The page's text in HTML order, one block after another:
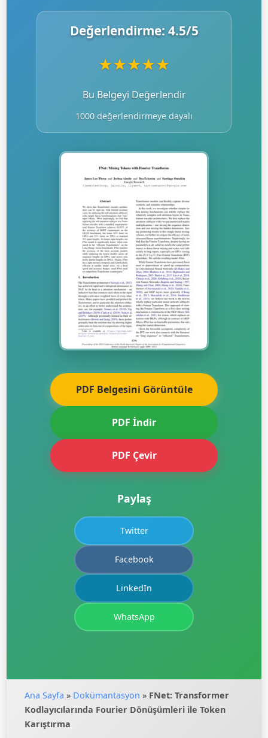
Değerlendirme: 4.5/5
★★★★★
Bu Belgeyi Değerlendir
1000 değerlendirmeye dayalı
PDF Belgesini Görüntüle
PDF İndir
PDF Çevir
Paylaş
Twitter
Facebook
LinkedIn
WhatsApp
Ana Sayfa » Dokümantasyon » FNet: Transformer
Kodlayıcılarında Fourier Dönüşümleri ile Token
Karıştırma